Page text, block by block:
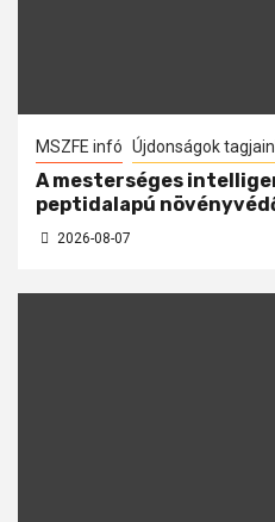
MSZFE infó Újdonságok
A mesterséges
peptidalapú
2026-08-07